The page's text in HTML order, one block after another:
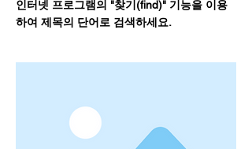
인터넷 프로그램의 "찾기(find)" 기능을 이용
하여 제목의 단어로 검색하세요.